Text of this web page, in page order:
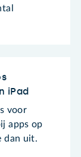
iPad
voor
apps op
dan uit.